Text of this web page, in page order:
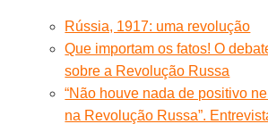
Rússia, 1917: uma revolução
Que importam os fatos! O
sobre a Revolução Russa
“Não houve nada de positivo
na Revolução Russa”.